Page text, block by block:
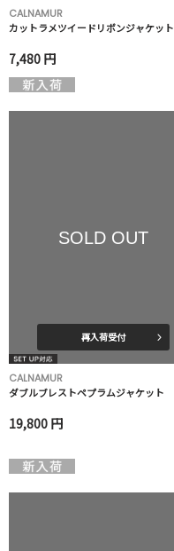
CALNAMUR
カットラメツイードリボンジャケット
7,480 円
SOLD OUT
再入荷受付
CALNAMUR
ダブルブレストペプラムジャケット
19,800 円